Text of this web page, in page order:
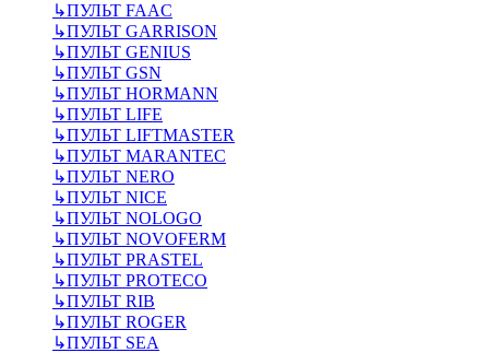
↳ПУЛЬТ FAAC
↳ПУЛЬТ GARRISON
↳ПУЛЬТ GENIUS
↳ПУЛЬТ GSN
↳ПУЛЬТ HORMANN
↳ПУЛЬТ LIFE
↳ПУЛЬТ LIFTMASTER
↳ПУЛЬТ MARANTEC
↳ПУЛЬТ NERO
↳ПУЛЬТ NICE
↳ПУЛЬТ NOLOGO
↳ПУЛЬТ NOVOFERM
↳ПУЛЬТ PRASTEL
↳ПУЛЬТ PROTECO
↳ПУЛЬТ RIB
↳ПУЛЬТ ROGER
↳ПУЛЬТ SEA